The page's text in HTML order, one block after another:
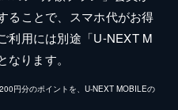
ることで、スマホ代がお得
利用には別途「U-NEXT M
ります。
円分のポイントを、U-NEXT MOBILEの